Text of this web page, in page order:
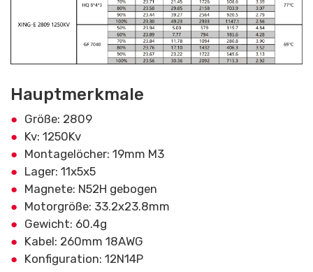
Hauptmerkmale
Größe: 2809
Kv: 1250Kv
Montagelöcher: 19mm M3
Lager: 11x5x5
Magnete: N52H gebogen
Motorgröße: 33.2x23.8mm
Gewicht: 60.4g
Kabel: 260mm 18AWG
Konfiguration: 12N14P